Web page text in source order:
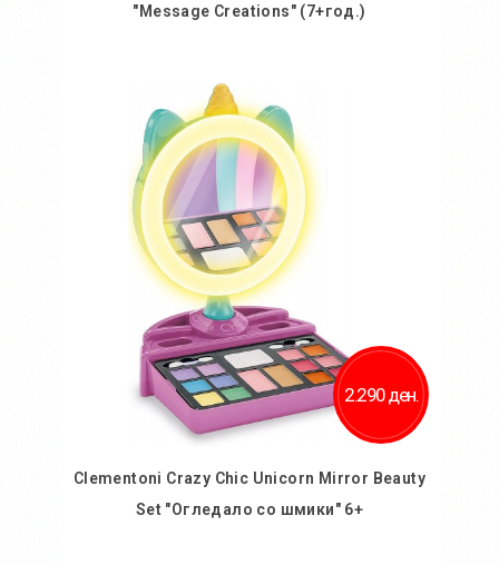
"Message Creations" (7+год.)
Во кошничка
Додај во желби
Додај за споредба
2.290 ден.
Clementoni Crazy Chic Unicorn Mirror Beauty
Set "Огледало со шмики" 6+